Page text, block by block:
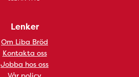
Lenker
Om Liba Bröd
Kontakta oss
Jobba hos oss